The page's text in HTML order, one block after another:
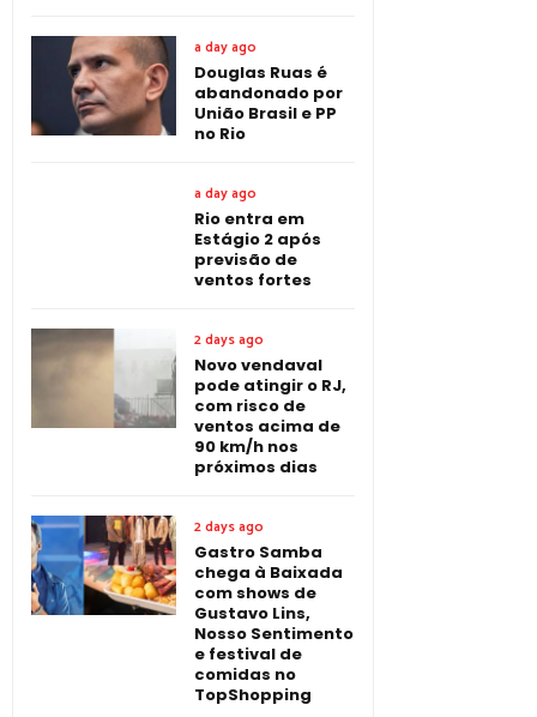
a day ago
Douglas Ruas é
abandonado por
União Brasil e PP
no Rio
a day ago
Rio entra em
Estágio 2 após
previsão de
ventos fortes
2 days ago
Novo vendaval
pode atingir o RJ,
com risco de
ventos acima de
90 km/h nos
próximos dias
2 days ago
Gastro Samba
chega à Baixada
com shows de
Gustavo Lins,
Nosso Sentimento
e festival de
comidas no
TopShopping